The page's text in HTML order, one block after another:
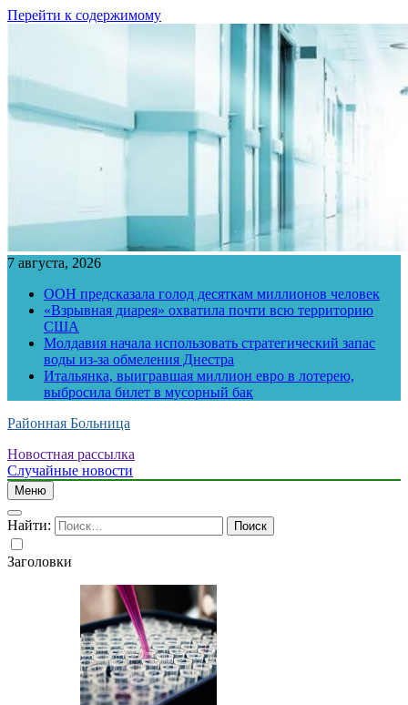
Перейти к содержимому
7 августа, 2026
ООН предсказала голод десяткам миллионов человек
«Взрывная диарея» охватила почти всю территорию
США
Молдавия начала использовать стратегический запас
воды из-за обмеления Днестра
Итальянка, выигравшая миллион евро в лотерею,
выбросила билет в мусорный бак
Районная Больница
Новостная рассылка
Случайные новости
Меню
Найти:
Заголовки